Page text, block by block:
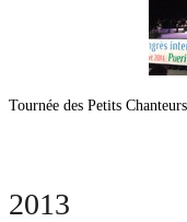
Tournée des Petits
2013